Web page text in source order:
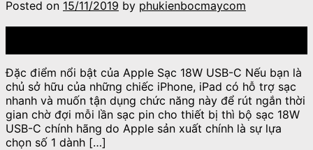
Posted on 15/11/2019 by phukienbocmaycom
Đặc điểm nổi bật của Apple Sạc 18W USB-C Nếu bạn là
chủ sở hữu của những chiếc iPhone, iPad có hỗ trợ sạc
nhanh và muốn tận dụng chức năng này để rút ngắn thời
gian chờ đợi mỗi lần sạc pin cho thiết bị thì bộ sạc 18W
USB-C chính hãng do Apple sản xuất chính là sự lựa
chọn số 1 dành […]